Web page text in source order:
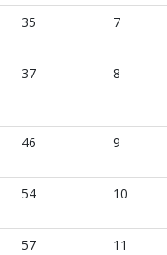
35 7
37 8
46 9
54 10
57 11